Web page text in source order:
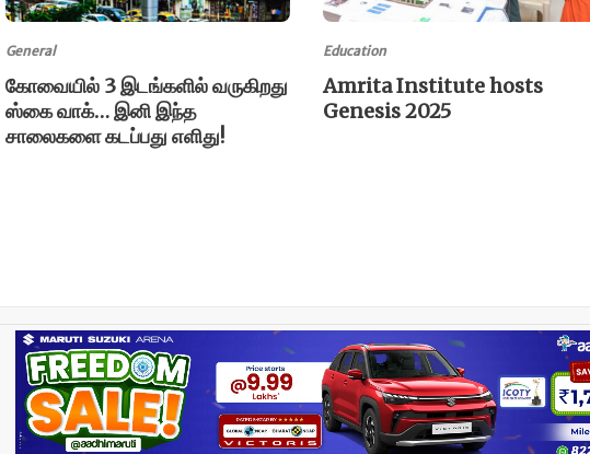
General
கோவையில் 3 இடங்களில் வருகிறது
ஸ்கை வாக்… இனி இந்த
சாலைகளை கடப்பது எளிது!
Education
Amrita Institute hosts
Genesis 2025